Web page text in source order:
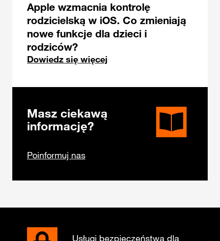
Apple wzmacnia kontrolę
rodzicielską w iOS. Co zmieniają
nowe funkcje dla dzieci i
rodziców?
Dowiedz się więcej
Masz ciekawą
informację?
Poinformuj nas
Usługi bezpieczeństwa dla